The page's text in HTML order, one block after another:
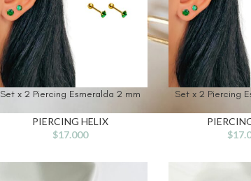
Set x 2 Piercing Esmeralda 2 mm
PIERCING HELIX
$17.000
Set x 2 Piercing
$